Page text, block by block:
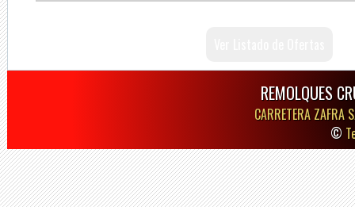
REMOLQUES
CARRETERA
©